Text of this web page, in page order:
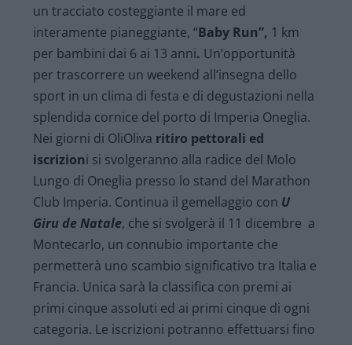
un tracciato costeggiante il mare ed
interamente pianeggiante, “Baby Run”, 1 km
per bambini dai 6 ai 13 anni. Un’opportunità
per trascorrere un weekend all’insegna dello
sport in un clima di festa e di degustazioni nella
splendida cornice del porto di Imperia Oneglia.
Nei giorni di OliOliva ritiro pettorali ed
iscrizioni si svolgeranno alla radice del Molo
Lungo di Oneglia presso lo stand del Marathon
Club Imperia. Continua il gemellaggio con U
Giru de Natale, che si svolgerà il 11 dicembre a
Montecarlo, un connubio importante che
permetterà uno scambio significativo tra Italia e
Francia. Unica sarà la classifica con premi ai
primi cinque assoluti ed ai primi cinque di ogni
categoria. Le iscrizioni potranno effettuarsi fino